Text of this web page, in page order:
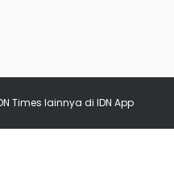
Times lainnya di IDN App